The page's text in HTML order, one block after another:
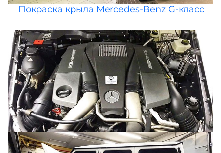
Покраска крыла Mercedes-Benz G-класс